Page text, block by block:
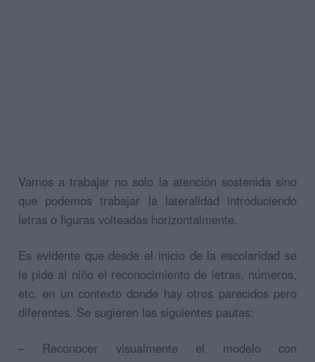
Vamos a trabajar no solo la atención sostenida sino
que podemos trabajar la lateralidad introduciendo
letras o figuras volteadas horizontalmente.
Es evidente que desde el inicio de la escolaridad se
le pide al niño el reconocimiento de letras, números,
etc. en un contexto donde hay otros parecidos pero
diferentes. Se sugieren las siguientes pautas:
– Reconocer visualmente el modelo con